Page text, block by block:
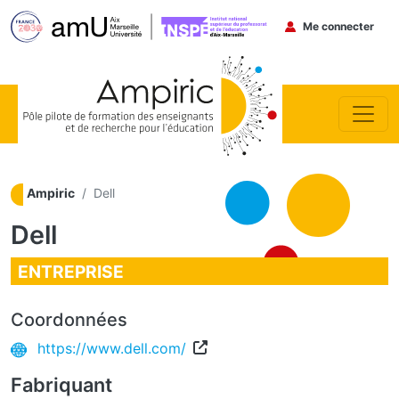
Menu du
Me connecter
Ampiric Dell
Dell
ENTREPRISE
Coordonnées
https://www.dell.com/
Fabriquant